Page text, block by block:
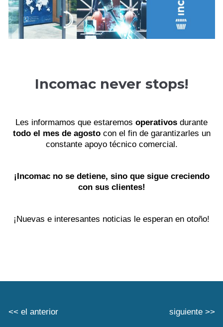
Incomac never stops!
Les informamos que estaremos operativos durante
todo el mes de agosto con el fin de garantizarles un
constante apoyo técnico comercial.
¡Incomac no se detiene, sino que sigue creciendo
con sus clientes!
¡Nuevas e interesantes noticias le esperan en otoño!
<< el anterior siguiente >>